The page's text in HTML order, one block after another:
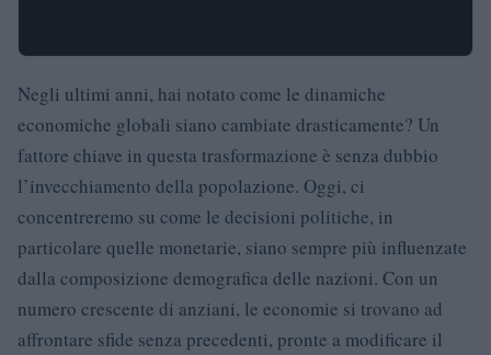
Negli ultimi anni, hai notato come le dinamiche
economiche globali siano cambiate drasticamente? Un
fattore chiave in questa trasformazione è senza dubbio
l’invecchiamento della popolazione. Oggi, ci
concentreremo su come le decisioni politiche, in
particolare quelle monetarie, siano sempre più influenzate
dalla composizione demografica delle nazioni. Con un
numero crescente di anziani, le economie si trovano ad
affrontare sfide senza precedenti, pronte a modificare il